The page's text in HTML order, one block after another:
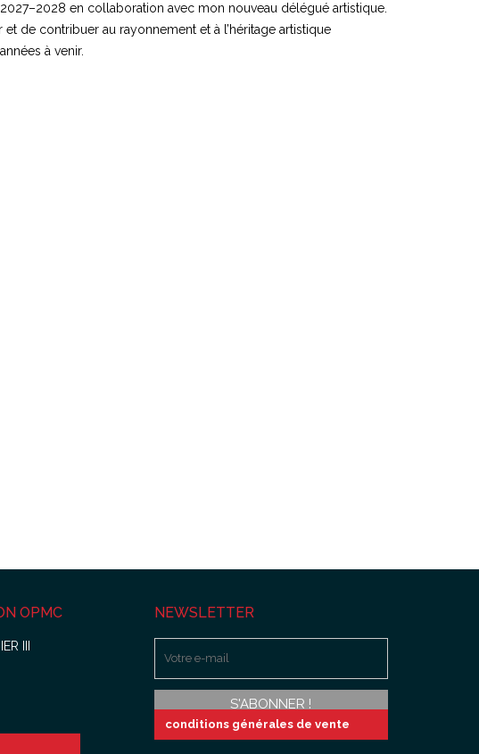
en collaboration avec mon nouveau délégué artistique.
de contribuer au rayonnement et à l’héritage artistique
à venir.
OPMC
III
NEWSLETTER
conditions générales de vente